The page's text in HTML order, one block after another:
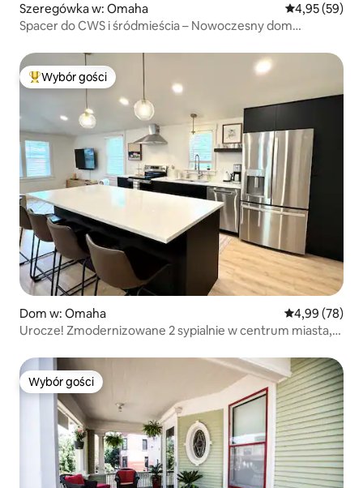
Szeregówka w: Omaha Średnia
4,95 (59)
Spacer do CWS i śródmieścia – Nowoczesny dom
Najpopularniejsze z kategorii Wybór gości
Wybór gości
Dom w: Omaha Średnia
4,99 (78)
Urocze! Zmodernizowane 2 sypialnie w centrum miasta,
Wybór gości
Wybór gości